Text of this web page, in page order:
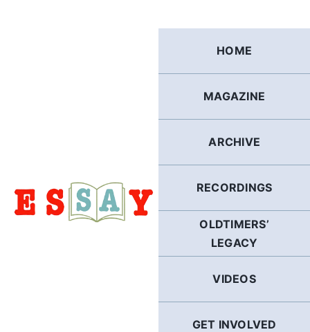
HOME
MAGAZINE
ARCHIVE
RECORDINGS
OLDTIMERS’
LEGACY
VIDEOS
GET INVOLVED